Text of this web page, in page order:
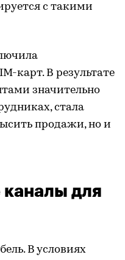
с такими
карт. В результате
значительно
стала
продажи, но и
для
В условиях